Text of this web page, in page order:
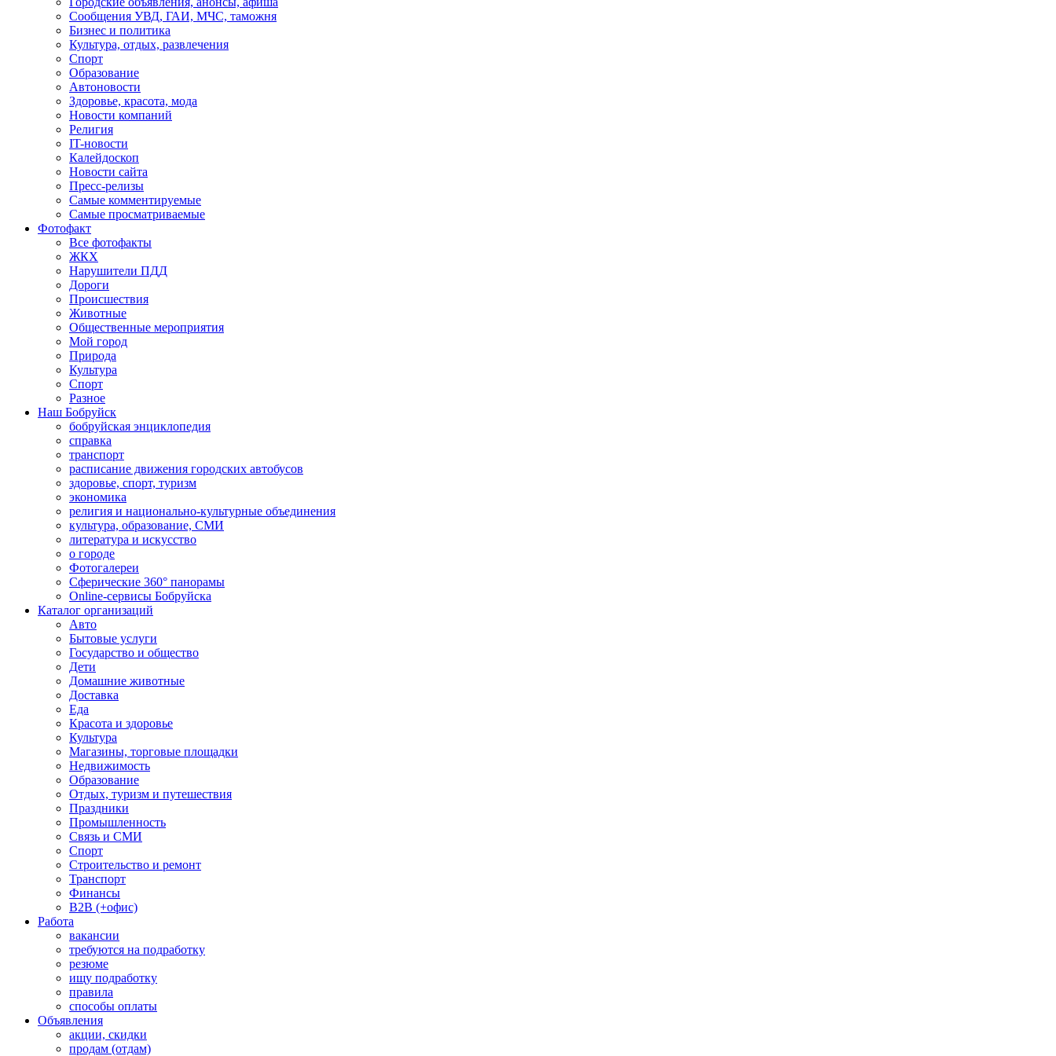
Сообщения УВД, ГАИ, МЧС, таможня
Бизнес и политика
Культура, отдых, развлечения
Спорт
Образование
Автоновости
Здоровье, красота, мода
Новости компаний
Религия
IT-новости
Калейдоскоп
Новости сайта
Пресс-релизы
Самые комментируемые
Самые просматриваемые
Фотофакт
Все фотофакты
ЖКХ
Нарушители ПДД
Дороги
Происшествия
Животные
Общественные мероприятия
Мой город
Природа
Культура
Спорт
Разное
Наш Бобруйск
бобруйская энциклопедия
справка
транспорт
расписание движения городских автобусов
здоровье, спорт, туризм
экономика
религия и национально-культурные объединения
культура, образование, СМИ
литература и искусство
о городе
Фотогалереи
Сферические 360° панорамы
Online-сервисы Бобруйска
Каталог организаций
Авто
Бытовые услуги
Государство и общество
Дети
Домашние животные
Доставка
Еда
Красота и здоровье
Культура
Магазины, торговые площадки
Недвижимость
Образование
Отдых, туризм и путешествия
Праздники
Промышленность
Связь и СМИ
Спорт
Строительство и ремонт
Транспорт
Финансы
B2B (+офис)
Работа
вакансии
требуются на подработку
резюме
ищу подработку
правила
способы оплаты
Объявления
акции, скидки
продам (отдам)